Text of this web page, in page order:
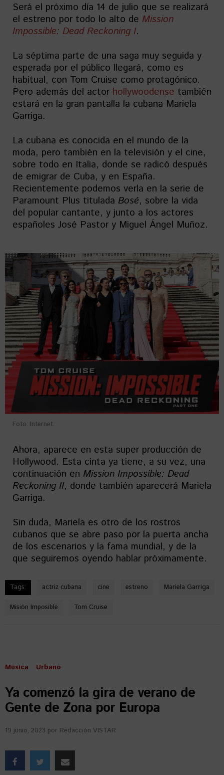
Será el próximo día 14 de julio que se realizará
el estreno por todo lo alto de Mission
Impossible: Dead Reckoning I.
La séptima parte de una saga muy seguida y
esperada por el público llegará, como es
habitual, con Tom Cruise como protagónico.
Pero además del actor hollywoodense también
estará en la gran pantalla la cubana Mariela
Garriga.
La cubana es conocida en el mundo de la
moda, pero también en la televisión y el cine,
sobre todo en Italia, donde se radicó después
de emigrar de Cuba, y en España.
Recientemente podemos verla en la serie de
Paramount Plus titulada Bosé, sobre la vida
del popular cantante, y junto a los actores
españoles José Pastor y Miguel Ángel Muñoz.
Foto: Internet.
Ahora, aparece en esta super producción de
Hollywood. Esta cinta ya tiene, a su vez, una
continuación en Mission Impossible: Dead
Reckoning II, donde también aparecerá Mariela
Garriga.
Sin duda, Mariela es otro de los rostros
cubanos que se abre paso por la puerta ancha
de los escenarios y la fama mundial, y de la
que seguiremos oyendo hablar próximamente.
Tags: actriz cubana cine estreno Mariela Garriga
Misión Imposible Tom Cruise
Música Urbano
Ya comenzó la gira de verano de
Gente de Zona por Europa
19 junio, 2023 por Redacción VISTAR